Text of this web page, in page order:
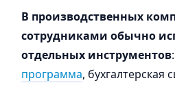
В производственных
сотрудниками обычно
отдельных инструментов:
программа, бухгалтерская